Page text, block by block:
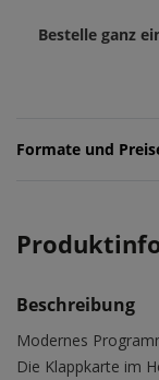
Bestelle ganz
Formate und
Beschreibung
Modernes
Die Klappkarte im